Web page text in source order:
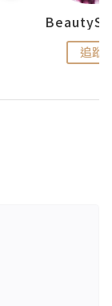
追蹤